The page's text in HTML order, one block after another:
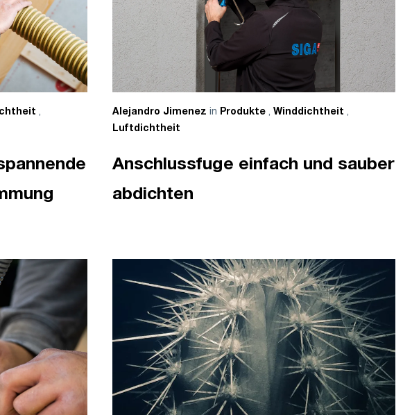
, Alejandro Jimenez in Produkte , Winddichtheit ,
Luftdichtheit
Anschlussfuge einfach und sauber
abdichten